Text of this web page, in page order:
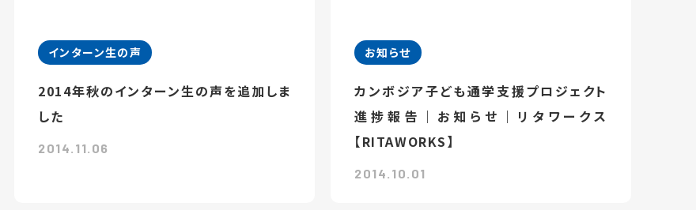
インターン生の声
2014年秋のインターン生の声を追加しま
した
2014.11.06
お知らせ
カンボジア子ども通学支援プロジェクト
進捗報告｜お知らせ｜リタワークス
【RITAWORKS】
2014.10.01